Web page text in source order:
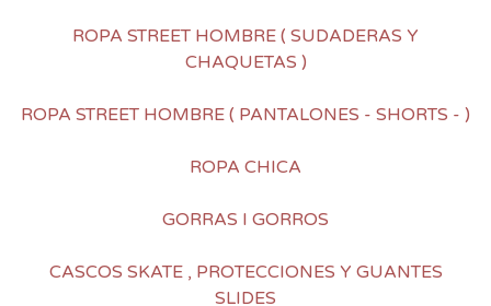
ROPA STREET HOMBRE ( SUDADERAS Y
CHAQUETAS )
ROPA STREET HOMBRE ( PANTALONES - SHORTS - )
ROPA CHICA
GORRAS I GORROS
CASCOS SKATE , PROTECCIONES Y GUANTES
SLIDES